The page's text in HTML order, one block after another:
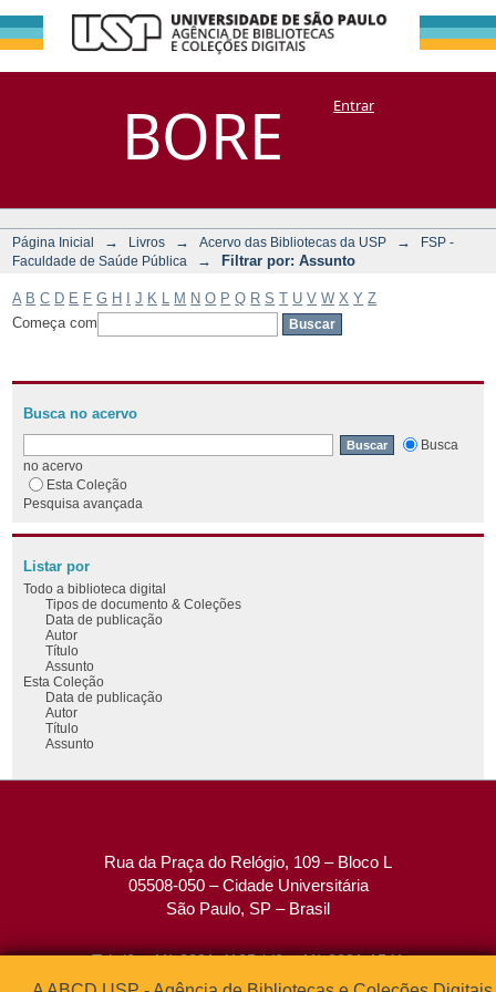
BORE
Filtrar por:
Assunto
DSpace/Manakin + CoriscoEntrar
Página Inicial → Livros → Acervo das Bibliotecas da USP →
FSP -
Faculdade de Saúde Pública
→ Filtrar por: Assunto
A B C D E F G H J K M N O P Q R S T U V W X Y Z
Começa com
Busca no acervo
Busca
no acervo
Esta Coleção
Pesquisa avançada
Listar por
Todo a biblioteca digital
Tipos de documento & Coleções
Data de publicação
Autor
Título
Assunto
Esta Coleção
Data de publicação
Autor
Título
Assunto
Rua da Praça do Relógio, 109 – Bloco L
05508-050 – Cidade Universitária
São Paulo, SP – Brasil
Tel: (0xx11) 3091-4195 / (0xx11) 3091-1541
Fax: (0xx11) 3091-1567